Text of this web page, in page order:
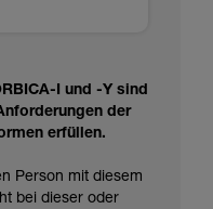
I und -Y sind
der
erfüllen.
Person mit diesem
bei dieser oder